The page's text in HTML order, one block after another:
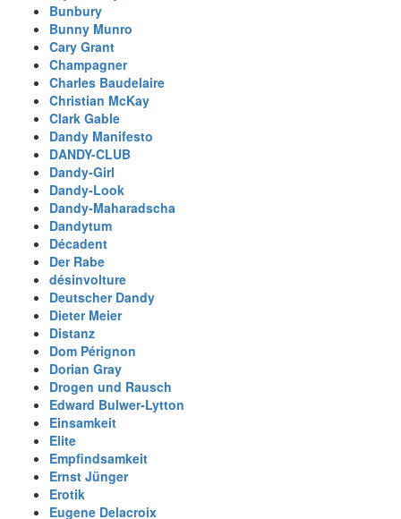
Bunbury
Bunny Munro
Cary Grant
Champagner
Charles Baudelaire
Christian McKay
Clark Gable
Dandy Manifesto
DANDY-CLUB
Dandy-Girl
Dandy-Look
Dandy-Maharadscha
Dandytum
Décadent
Der Rabe
désinvolture
Deutscher Dandy
Dieter Meier
Distanz
Dom Pérignon
Dorian Gray
Drogen und Rausch
Edward Bulwer-Lytton
Einsamkeit
Elite
Empfindsamkeit
Ernst Jünger
Erotik
Eugene Delacroix